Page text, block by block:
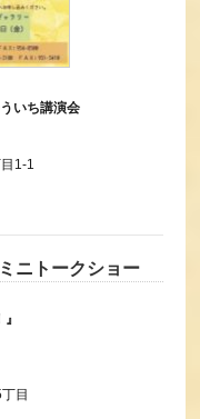
いち講演会
1-1
ニトークショー
目